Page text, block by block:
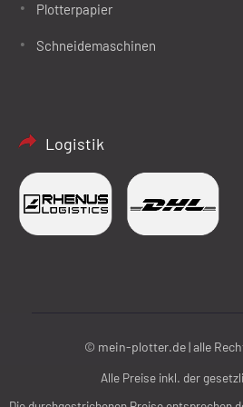
Plotterpapier
Schneidemaschinen
Logistik
© mein-plotter.de | alle
Alle Preise inkl. der